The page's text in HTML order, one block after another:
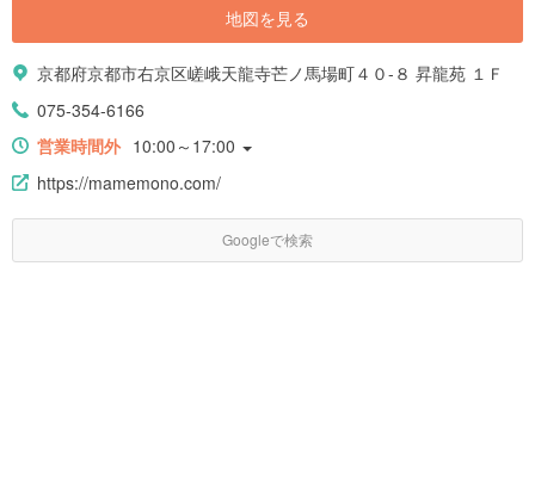
地図を見る
京都府京都市右京区嵯峨天龍寺芒ノ馬場町４０-８ 昇龍苑 １Ｆ
075-354-6166
営業時間外 10:00～17:00
https://mamemono.com/
Googleで検索